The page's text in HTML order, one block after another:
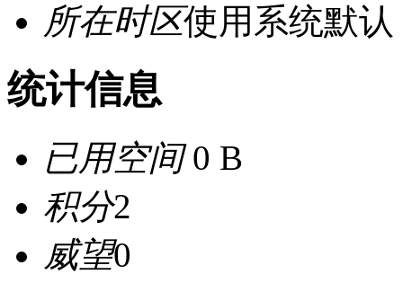
所在时区使用系统默认
统计信息
已用空间0 B
积分2
威望0